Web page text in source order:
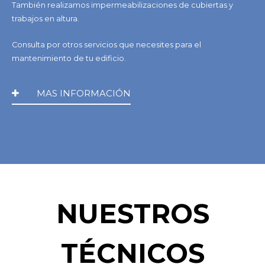
También realizamos impermeabilizaciones de cubiertas y
trabajos en altura.
Consulta por otros servicios que necesites para el
mantenimiento de tu edificio.
MAS INFORMACIÓN
NUESTROS
TÉCNICOS